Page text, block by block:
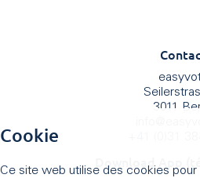
3011
Download App
Cookie
Ce site web utilise des cookies pour